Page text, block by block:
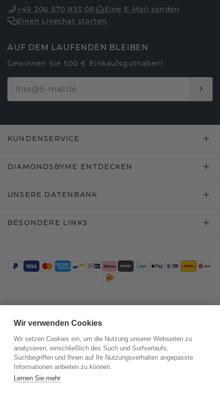
+49 206 570 833 08
Eine E-Mail senden
Einen Livechat starten
AUF DEM LAUFENDEN BLEIBEN
Gewinnen Sie 500 € Einkaufsguthaben!
KUNDENSERVICE
DIAMONDSBYME ENTDECKEN
UNSERE DATENBANK
BESONDERE LINKS
Wir verwenden Cookies
Wir setzen Cookies ein, um die Nutzung unserer Webseiten zu
analysieren, einschließlich des Such und Surfverlaufs,
Suchbegriffen und Ihnen auf Ihr Nutzungsverhalten angepasste
Informationen anbieten zu können.
Lernen Sie mehr